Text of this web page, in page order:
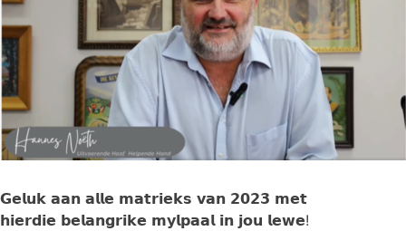
𝗚𝗲𝗹𝘂𝗸 𝗮𝗮𝗻 𝗮𝗹𝗹𝗲 𝗺𝗮𝘁𝗿𝗶𝗲𝗸𝘀 𝘃𝗮𝗻 𝟮𝟬𝟮𝟯 𝗺𝗲𝘁
𝗵𝗶𝗲𝗿𝗱𝗶𝗲 𝗯𝗲𝗹𝗮𝗻𝗴𝗿𝗶𝗸𝗲 𝗺𝘆𝗹𝗽𝗮𝗮𝗹 𝗶𝗻 𝗷𝗼𝘂 𝗹𝗲𝘄𝗲!